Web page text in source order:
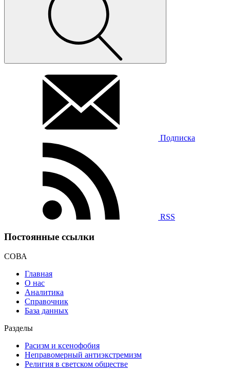
Подписка
RSS
Постоянные ссылки
СОВА
Главная
О нас
Аналитика
Справочник
База данных
Разделы
Расизм и ксенофобия
Неправомерный антиэкстремизм
Религия в светском обществе